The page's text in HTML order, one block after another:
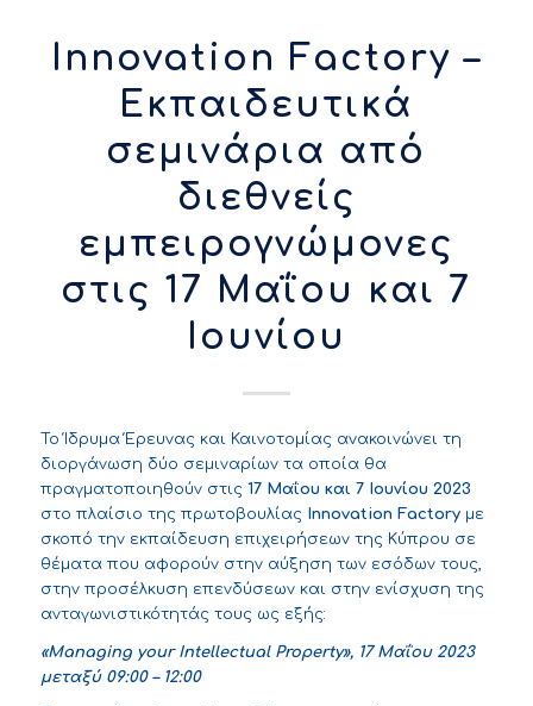
Innovation Factory –
Εκπαιδευτικά
σεμινάρια από
διεθνείς
εμπειρογνώμονες
στις 17 Μαΐου και 7
Ιουνίου
Το Ίδρυμα Έρευνας και Καινοτομίας ανακοινώνει τη
διοργάνωση δύο σεμιναρίων τα οποία θα
πραγματοποιηθούν στις 17 Μαΐου και 7 Ιουνίου 2023
στο πλαίσιο της πρωτοβουλίας Innovation Factoryμε
σκοπό την εκπαίδευση επιχειρήσεων της Κύπρου σε
θέματα που αφορούν στην αύξηση των εσόδων τους,
στην προσέλκυση επενδύσεων και στην ενίσχυση της
ανταγωνιστικότητάς τους ως εξής:
«Managing your Intellectual Property», 17 Μαΐου 2023
μεταξύ 09:00 – 12:00